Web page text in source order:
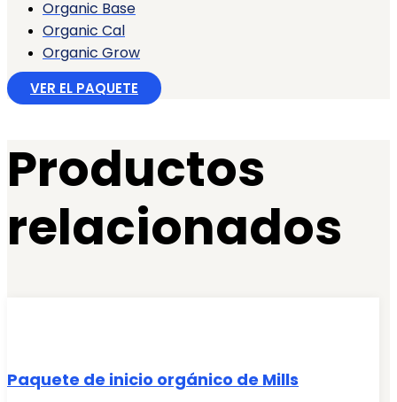
Organic Base
Organic Cal
Organic Grow
VER EL PAQUETE
Productos
relacionados
Paquete de inicio orgánico de Mills